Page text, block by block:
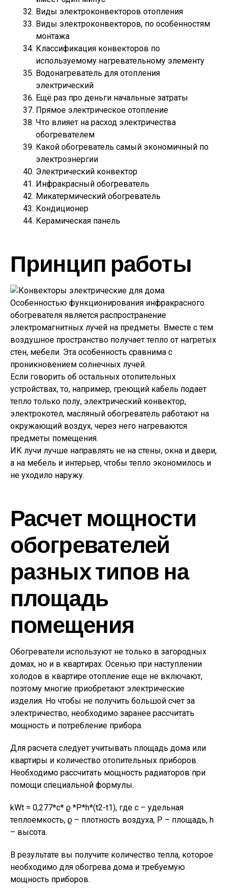
Виды электроконвекторов отопления
Виды электроконвекторов, по особенностям
монтажа
Классификация конвекторов по
используемому нагревательному элементу
Водонагреватель для отопления
электрический
Ещё раз про деньги начальные затраты
Прямое электрическое отопление
Что влияет на расход электричества
обогревателем
Какой обогреватель самый экономичный по
электроэнергии
Электрический конвектор
Инфракрасный обогреватель
Микатермический обогреватель
Кондиционер
Керамическая панель
Принцип работы
Особенностью функционирования инфракрасного
обогревателя является распространение
электромагнитных лучей на предметы. Вместе с тем
воздушное пространство получает тепло от нагретых
стен, мебели. Эта особенность сравнима с
проникновением солнечных лучей.
Если говорить об остальных отопительных
устройствах, то, например, греющий кабель подает
тепло только полу, электрический конвектор,
электрокотел, масляный обогреватель работают на
окружающий воздух, через него нагреваются
предметы помещения.
ИК лучи лучше направлять не на стены, окна и двери,
а на мебель и интерьер, чтобы тепло экономилось и
не уходило наружу.
Расчет мощности
обогревателей
разных типов на
площадь
помещения
Обогреватели используют не только в загородных
домах, но и в квартирах. Осенью при наступлении
холодов в квартире отопление еще не включают,
поэтому многие приобретают электрические
изделия. Но чтобы не получить большой счет за
электричество, необходимо заранее рассчитать
мощность и потребление прибора.
Для расчета следует учитывать площадь дома или
квартиры и количество отопительных приборов.
Необходимо рассчитать мощность радиаторов при
помощи специальной формулы.
kWt = 0,277*c* ϱ *P*h*(t2-t1), где с – удельная
теплоемкость, ϱ – плотность воздуха, P – площадь, h
– высота.
В результате вы получите количество тепла, которое
необходимо для обогрева дома и требуемую
мощность приборов.